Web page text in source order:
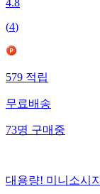
4.8
(4)
579적립
무료배송
73명구매중
대용량! 미니소시